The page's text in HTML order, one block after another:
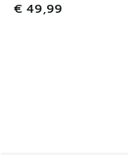
€ 49,99